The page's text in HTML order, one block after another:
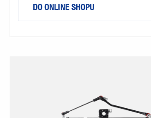
DO ONLINE SHOPU